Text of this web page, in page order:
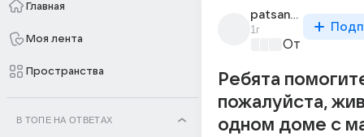
Главная
Моя лента
Пространства
В ТОПЕ НА ОТВЕТАХ
patsan_12_2
1г
От
Ребята
пожалуйста,
одном доме с